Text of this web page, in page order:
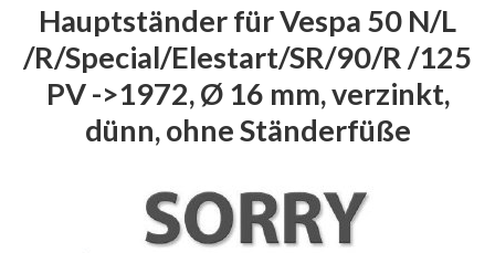
Hauptständer für Vespa 50 N/L
/R/Special/Elestart/SR/90/R /125
PV ->1972, Ø 16 mm, verzinkt,
dünn, ohne Ständerfüße